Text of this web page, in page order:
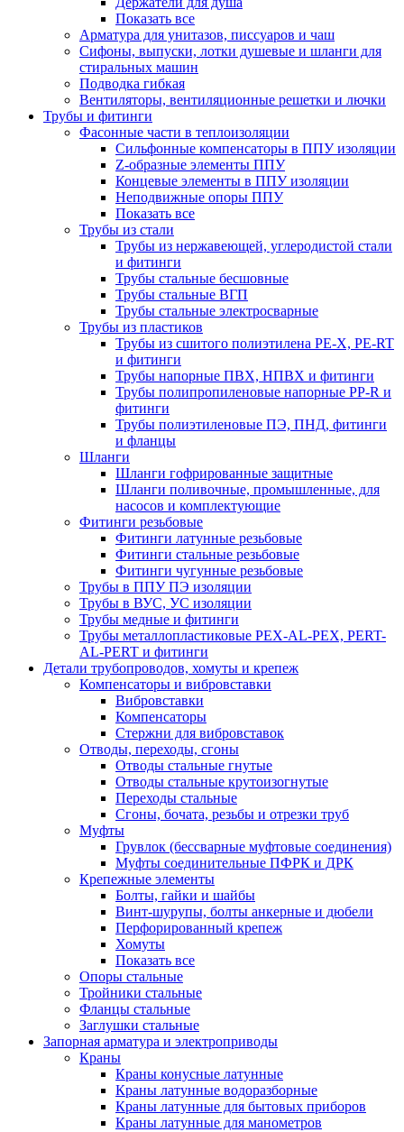
Показать все
Арматура для унитазов, писсуаров и чаш
Сифоны, выпуски, лотки душевые и шланги для
стиральных машин
Подводка гибкая
Вентиляторы, вентиляционные решетки и лючки
Трубы и фитинги
Фасонные части в теплоизоляции
Cильфонные компенсаторы в ППУ изоляции
Z-образные элементы ППУ
Концевые элементы в ППУ изоляции
Неподвижные опоры ППУ
Показать все
Трубы из стали
Трубы из нержавеющей, углеродистой стали
и фитинги
Трубы стальные бесшовные
Трубы стальные ВГП
Трубы стальные электросварные
Трубы из пластиков
Трубы из сшитого полиэтилена PE-X, PE-RT
и фитинги
Трубы напорные ПВХ, НПВХ и фитинги
Трубы полипропиленовые напорные PP-R и
фитинги
Трубы полиэтиленовые ПЭ, ПНД, фитинги
и фланцы
Шланги
Шланги гофрированные защитные
Шланги поливочные, промышленные, для
насосов и комплектующие
Фитинги резьбовые
Фитинги латунные резьбовые
Фитинги стальные резьбовые
Фитинги чугунные резьбовые
Трубы в ППУ ПЭ изоляции
Трубы в ВУС, УС изоляции
Трубы медные и фитинги
Трубы металлопластиковые PEX-AL-PEX, PERT-
AL-PERT и фитинги
Детали трубопроводов, хомуты и крепеж
Компенсаторы и вибровставки
Вибровставки
Компенсаторы
Стержни для вибровставок
Отводы, переходы, сгоны
Отводы стальные гнутые
Отводы стальные крутоизогнутые
Переходы стальные
Сгоны, бочата, резьбы и отрезки труб
Муфты
Грувлок (бессварные муфтовые соединения)
Муфты соединительные ПФРК и ДРК
Крепежные элементы
Болты, гайки и шайбы
Винт-шурупы, болты анкерные и дюбели
Перфорированный крепеж
Хомуты
Показать все
Опоры стальные
Тройники стальные
Фланцы стальные
Заглушки стальные
Запорная арматура и электроприводы
Краны
Краны конусные латунные
Краны латунные водоразборные
Краны латунные для бытовых приборов
Краны латунные для манометров